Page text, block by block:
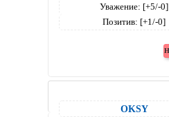
Уважение: [+5/-0]
Позитив: [+1/-0]
OKSY